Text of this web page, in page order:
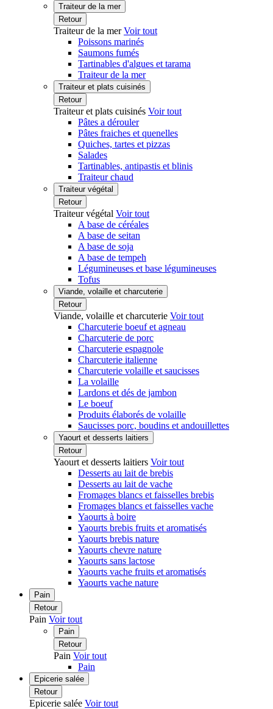
Traiteur de la mer
Retour
Traiteur de la merVoir tout
Poissons marinés
Saumons fumés
Tartinables d'algues et tarama
Traiteur de la mer
Traiteur et plats cuisinés
Retour
Traiteur et plats cuisinés Voir tout
Pâtes a dérouler
Pâtes fraiches et quenelles
Quiches, tartes et pizzas
Salades
Tartinables, antipastis et blinis
Traiteur chaud
Traiteur végétal
Retour
Traiteur végétal Voir tout
A base de céréales
A base de seitan
A base de soja
A base de tempeh
Légumineuses et base légumineuses
Tofus
Viande, volaille et charcuterie
Retour
Viande, volaille et charcuterie Voir tout
Charcuterie boeuf et agneau
Charcuterie de porc
Charcuterie espagnole
Charcuterie italienne
Charcuterie volaille et saucisses
La volaille
Lardons et dés de jambon
Le boeuf
Produits élaborés de volaille
Saucisses porc, boudins et andouillettes
Yaourt et desserts laitiers
Retour
Yaourt et desserts laitiers Voir tout
Desserts au lait de brebis
Desserts au lait de vache
Fromages blancs et faisselles brebis
Fromages blancs et faisselles vache
Yaourts à boire
Yaourts brebis fruits et aromatisés
Yaourts brebis nature
Yaourts chevre nature
Yaourts sans lactose
Yaourts vache fruits et aromatisés
Yaourts vache nature
Pain
Retour
Pain Voir tout
Pain
Retour
Pain Voir tout
Pain
Epicerie salée
Retour
Epicerie salée Voir tout